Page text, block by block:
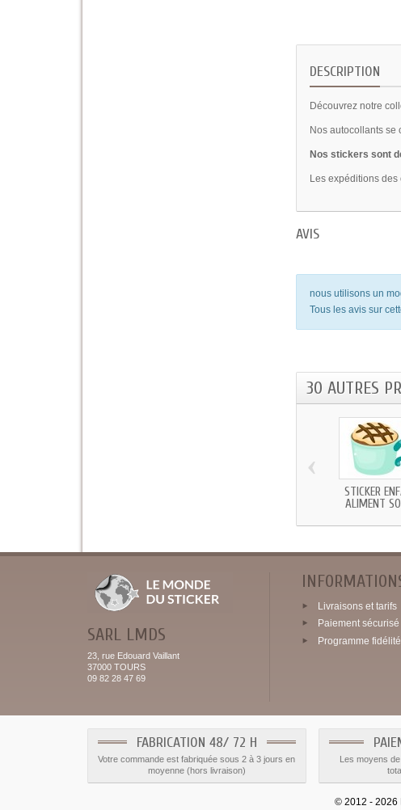
DESCRIPTION
Découvrez notre
Nos autocollants se
Nos stickers sont
Les expéditions
AVIS
nous utilisons un
Tous les avis sur
30 AUTRES
STICKER
ALIMENT
‹
SARL LMDS
23, rue Edouard Vaillant
37000 TOURS
09 82 28 47 69
Livraisons et tarifs
Paiement sécurisé
Programme fidélité
FABRICATION 48/ 72 H
Votre commande est fabriquée sous 2 à 3 jours en
moyenne (hors livraison)
Les moyens
© 2012 - 2026